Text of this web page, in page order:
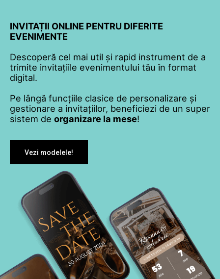
INVITAȚII ONLINE PENTRU DIFERITE
EVENIMENTE
Descoperă cel mai util și rapid instrument de a
trimite invitațiile evenimentului tău în format
digital.
Pe lângă funcțiile clasice de personalizare și
gestionare a invitațiilor, beneficiezi de un super
sistem de organizare la mese!
Vezi modelele!